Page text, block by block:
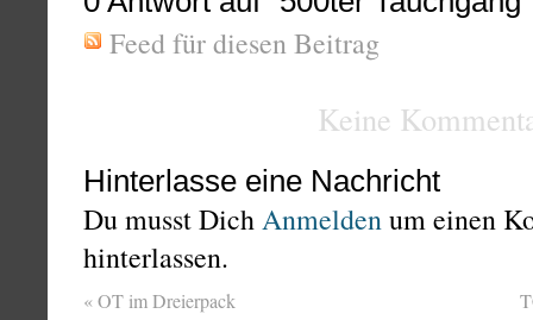
Feed für diesen Beitrag
Keine
Hinterlasse eine Nachricht
Du musst DichAnmeldenum einen
hinterlassen.
«OT im Dreierpack